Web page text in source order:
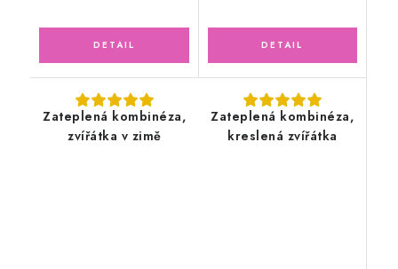
Zateplená kombinéza,
zvířátka v zimě
Zateplená kombinéza,
kreslená zvířátka